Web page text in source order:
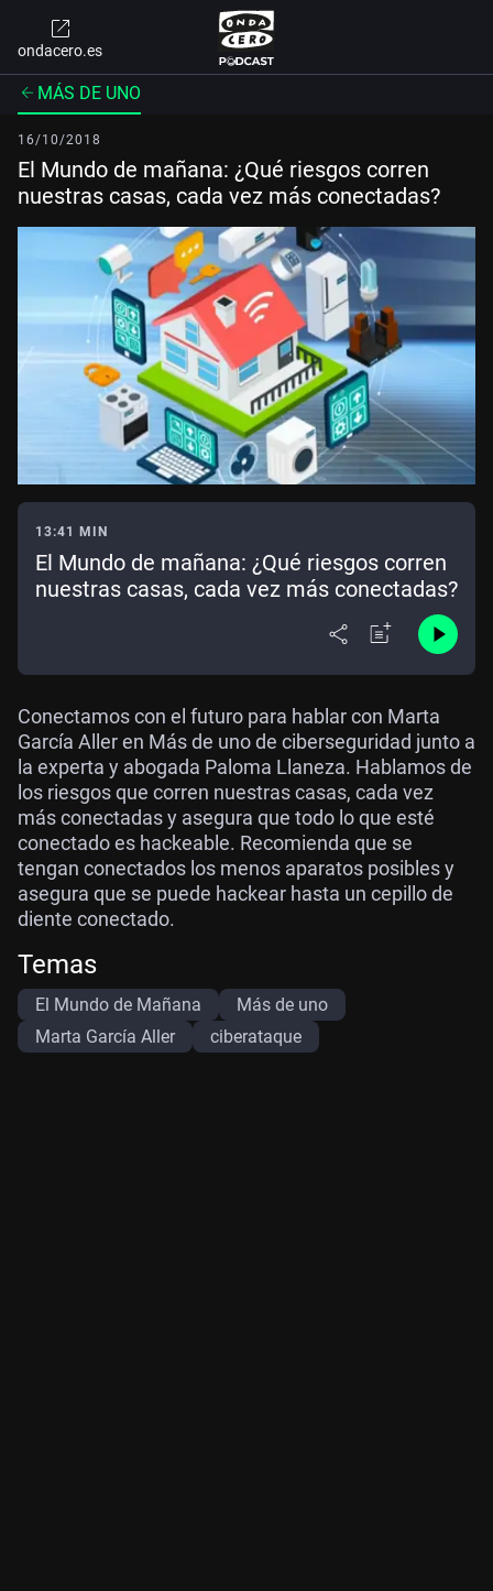
ondacero.es
MÁS DE UNO
16/10/2018
El Mundo de mañana: ¿Qué riesgos corren
nuestras casas, cada vez más conectadas?
13:41 MIN
El Mundo de mañana: ¿Qué riesgos corren
nuestras casas, cada vez más conectadas?
Conectamos con el futuro para hablar con Marta
García Aller en Más de uno de ciberseguridad junto a
la experta y abogada Paloma Llaneza. Hablamos de
los riesgos que corren nuestras casas, cada vez
más conectadas y asegura que todo lo que esté
conectado es hackeable. Recomienda que se
tengan conectados los menos aparatos posibles y
asegura que se puede hackear hasta un cepillo de
diente conectado.
Temas
El Mundo de Mañana
Más de uno
Marta García Aller
ciberataque